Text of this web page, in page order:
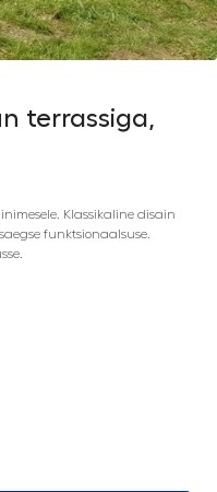
terrassiga,
Klassikaline disain
funktsionaalsuse.